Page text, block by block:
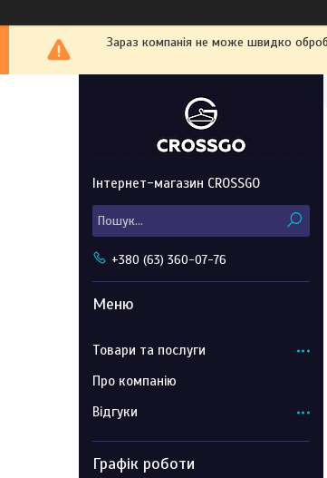
Зараз компанія не може швидко
Інтернет-магазин CROSSGO
+380 (63) 360-07-76
Товари та послуги
Про компанію
Відгуки
Графік роботи